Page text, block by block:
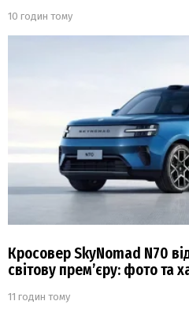
10 годин тому
Кросовер SkyNomad N70
світову прем’єру: фото та
11 годин тому